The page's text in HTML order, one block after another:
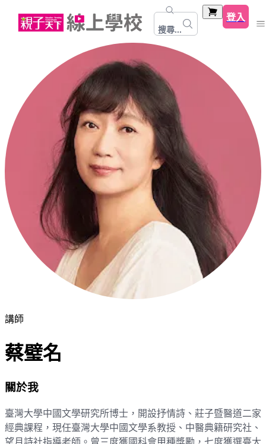
搜尋...
登入
講師
蔡璧名
關於我
臺灣大學中國文學研究所博士，開設抒情詩、莊子暨醫道二家
經典課程，現任臺灣大學中國文學系教授、中醫典籍研究社、
望月詩社指導老師。曾三度獲國科會甲種獎勵，七度獲選臺大